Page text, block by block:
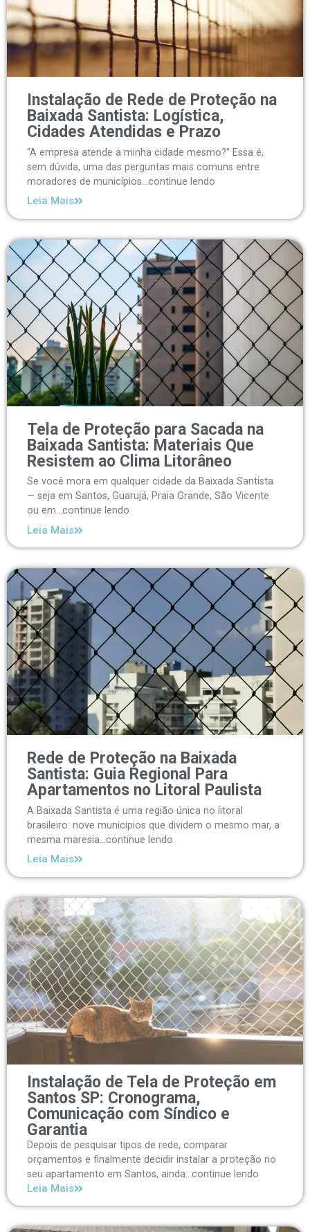
Instalação de Rede de Proteção na
Baixada Santista: Logística,
Cidades Atendidas e Prazo
"A empresa atende a minha cidade mesmo?" Essa é,
sem dúvida, uma das perguntas mais comuns entre
moradores de municípios...continue lendo
Leia Mais
Tela de Proteção para Sacada na
Baixada Santista: Materiais Que
Resistem ao Clima Litorâneo
Se você mora em qualquer cidade da Baixada Santista
— seja em Santos, Guarujá, Praia Grande, São Vicente
ou em...continue lendo
Leia Mais
Rede de Proteção na Baixada
Santista: Guia Regional Para
Apartamentos no Litoral Paulista
A Baixada Santista é uma região única no litoral
brasileiro: nove municípios que dividem o mesmo mar, a
mesma maresia...continue lendo
Leia Mais
Instalação de Tela de Proteção em
Santos SP: Cronograma,
Comunicação com Síndico e
Garantia
Depois de pesquisar tipos de rede, comparar
orçamentos e finalmente decidir instalar a proteção no
seu apartamento em Santos, ainda...continue lendo
Leia Mais